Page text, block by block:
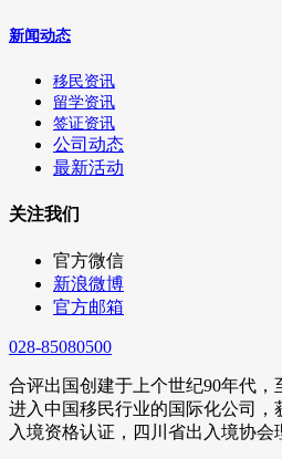
新闻动态
移民资讯
留学资讯
签证资讯
公司动态
最新活动
关注我们
官方微信
新浪微博
官方邮箱
028-85080500
合评出国创建于上个世纪90年代
进入中国移民行业的国际化公司，
入境资格认证，四川省出入境协会